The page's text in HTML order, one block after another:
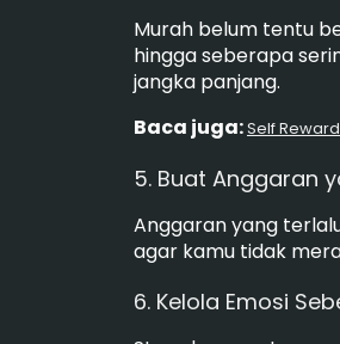
Murah belum tentu
hingga seberapa
jangka panjang.
Baca juga:Self
5. Buat Anggaran
Anggaran yang
agar kamu tidak
6. Kelola Emosi